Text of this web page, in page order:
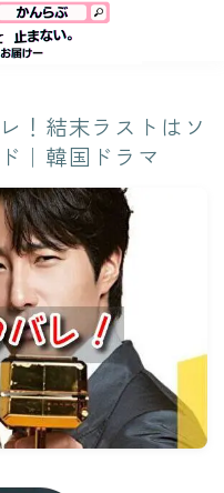
！結末ラストはソ
｜韓国ドラマ